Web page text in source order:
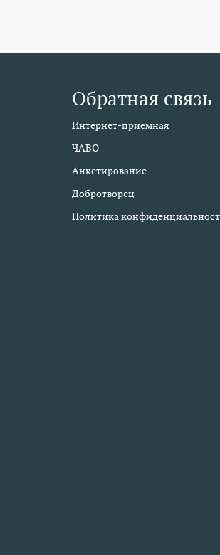
Обратная связь
Интернет-приемная
ЧАВО
Анкетирование
Добротворец
Политика